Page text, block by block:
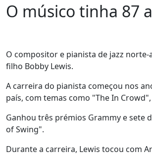
O músico tinha 87
O compositor e pianista de jazz norte-
filho Bobby Lewis.
A carreira do pianista começou nos
país, com temas como "The In
Ganhou três prémios Grammy e sete
of Swing".
Durante a carreira, Lewis tocou com